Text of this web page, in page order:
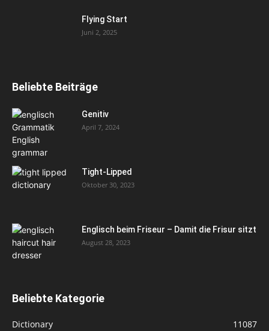
Flying Start
Juni 2, 2025
Beliebte Beiträge
Genitiv
April 7, 2024
Tight-Lipped
Oktober 30, 2023
Englisch beim Friseur – Damit die Frisur sitzt
August 28, 2023
Beliebte Kategorie
Dictionary
11087